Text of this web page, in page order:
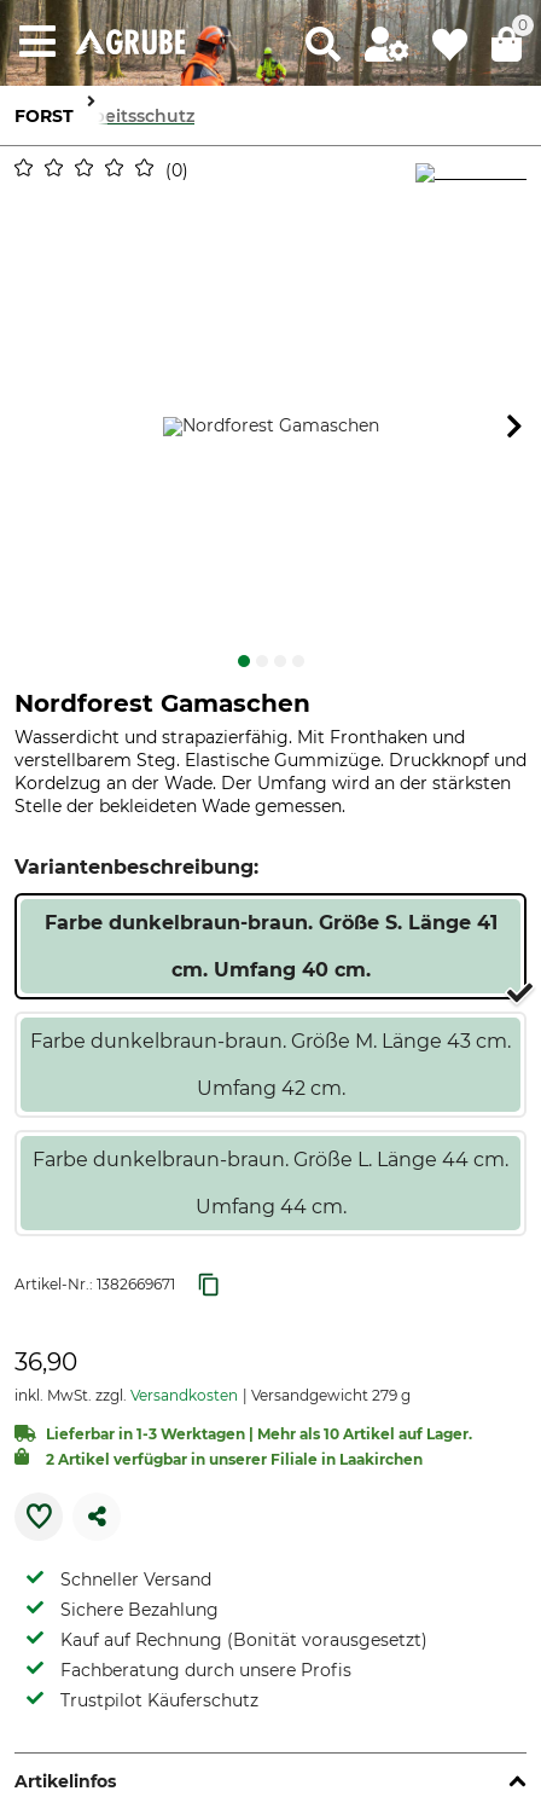
0
FORST Arbeitsschutz
0
Nordforest Gamaschen
Wasserdicht und strapazierfähig. Mit Fronthaken und
verstellbarem Steg. Elastische Gummizüge. Druckknopf und
Kordelzug an der Wade. Der Umfang wird an der stärksten
Stelle der bekleideten Wade gemessen.
Variantenbeschreibung:
Farbe dunkelbraun-braun. Größe S. Länge 41
cm. Umfang 40 cm.
Farbe dunkelbraun-braun. Größe M. Länge 43 cm.
Umfang 42 cm.
Farbe dunkelbraun-braun. Größe L. Länge 44 cm.
Umfang 44 cm.
Artikel-Nr.: 1382669671
36,90
inkl. MwSt. zzgl. Versandkosten Versandgewicht 279 g
Lieferbar in 1-3 Werktagen | Mehr als 10 Artikel auf Lager.
2 Artikel verfügbar in unserer Filiale in Laakirchen
Schneller Versand
Sichere Bezahlung
Kauf auf Rechnung (Bonität vorausgesetzt)
Fachberatung durch unsere Profis
Trustpilot Käuferschutz
Artikelinfos